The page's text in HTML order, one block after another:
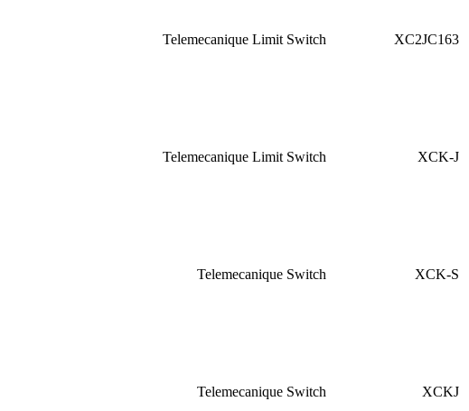
XC2JC163
Telemecanique Limit Switch
XCK-J
Telemecanique Limit Switch
XCK-S
Telemecanique Switch
XCKJ
Telemecanique Switch